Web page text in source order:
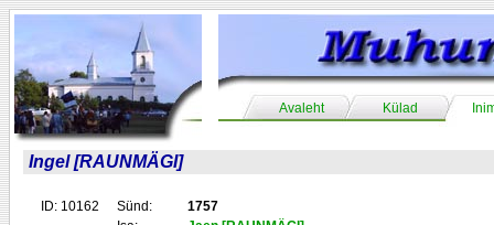
Avaleht Külad
Ingel [RAUNMÄGI]
ID: 10162 Sünd:
1757